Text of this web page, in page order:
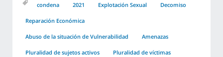
condena 2021 Explotación Sexual Decomiso
Reparación Económica
Abuso de la situación de Vulnerabilidad Amenazas
Pluralidad de sujetos activos Pluralidad de víctimas